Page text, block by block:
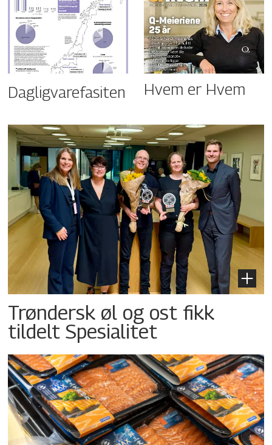
Dagligvarefasiten Hvem er Hvem
Trøndersk øl og ost fikk
tildelt Spesialitet